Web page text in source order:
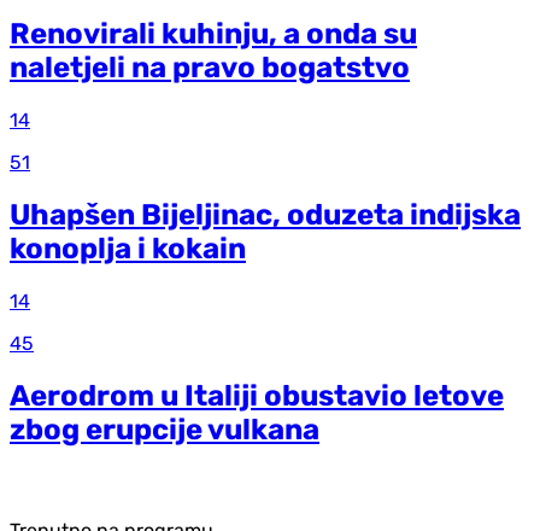
Renovirali kuhinju, a onda su
naletjeli na pravo bogatstvo
14
51
Uhapšen Bijeljinac, oduzeta indijska
konoplja i kokain
14
45
Aerodrom u Italiji obustavio letove
zbog erupcije vulkana